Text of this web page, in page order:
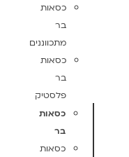
כסאות
בר
מתכווננים
כסאות
בר
פלסטיק
כסאות
בר
כסאות